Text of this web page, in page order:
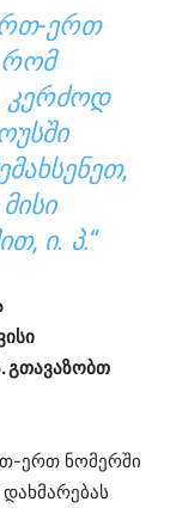
ᲔᲠᲗ
ᲠᲝᲛ
ᲙᲔᲠᲫᲝᲓ
Ი. Პ.“
გთავაზობთ
ერთ ნომერში